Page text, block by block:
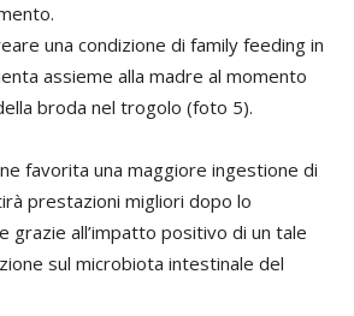
una condizione di family feeding in
assieme alla madre al momento
broda nel trogolo (foto 5).
favorita una maggiore ingestione di
prestazioni migliori dopo lo
grazie all’impatto positivo di un tale
sul microbiota intestinale del